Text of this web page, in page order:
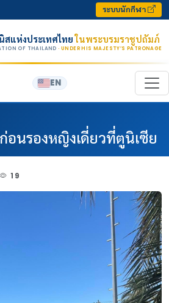
ระบบนักกีฬา
สแห่งประเทศไทยในพระบรมราชูปถัมภ์
OF THAILAND · UNDER HIS MAJESTY’S PATRONAGE
EN
อนรองหญิงเดี่ยวที่ตูนิเซีย
19